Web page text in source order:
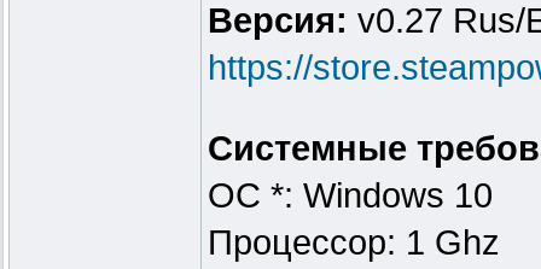
Версия: v0.27 Rus/
https://
Системные
ОС *: Windows 10
Процессор: 1 Ghz